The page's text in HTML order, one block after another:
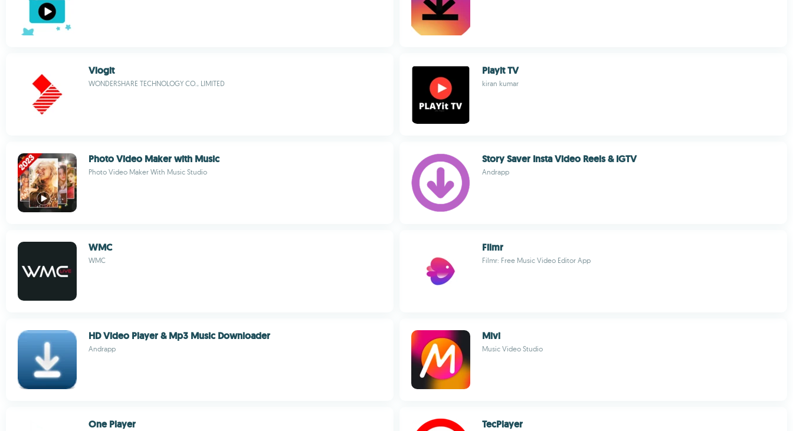
Vlogit
WONDERSHARE TECHNOLOGY CO., LIMITED
Playit TV
kiran kumar
Photo Video Maker with Music
Photo Video Maker With Music Studio
Story Saver Insta Video Reels & IGTV
Andrapp
WMC
WMC
Filmr
Filmr: Free Music Video Editor App
HD Video Player & Mp3 Music Downloader
Andrapp
Mivi
Music Video Studio
One Player TecPlayer